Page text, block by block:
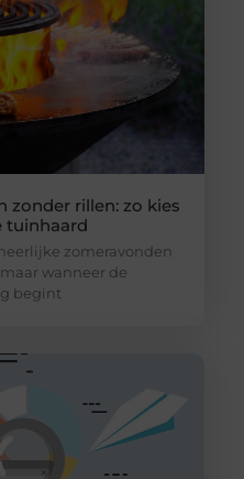
zonder rillen: zo kies
tuinhaard
zomeravonden
wanneer de
begint